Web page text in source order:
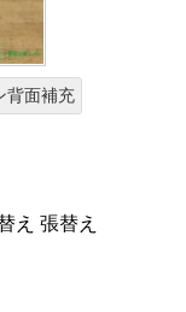
背面補充
え 張替え